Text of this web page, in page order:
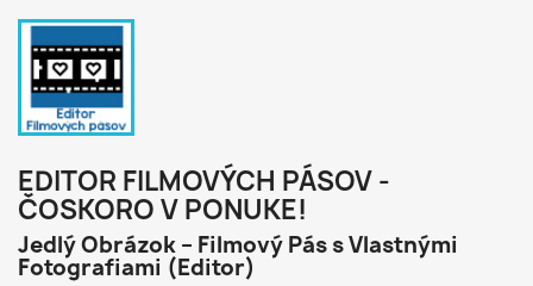
EDITOR FILMOVÝCH PÁSOV -
ČOSKORO V PONUKE!
Jedlý Obrázok – Filmový Pás s Vlastnými
Fotografiami (Editor)